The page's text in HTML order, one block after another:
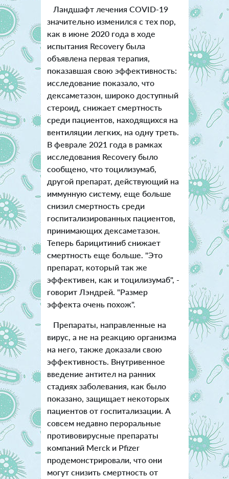
Ландшафт лечения COVID-19
значительно изменился с тех пор,
как в июне 2020 года в ходе
испытания Recovery была
объявлена первая терапия,
показавшая свою эффективность:
исследование показало, что
дексаметазон, широко доступный
стероид, снижает смертность
среди пациентов, находящихся на
вентиляции легких, на одну треть.
В феврале 2021 года в рамках
исследования Recovery было
сообщено, что тоцилизумаб,
другой препарат, действующий на
иммунную систему, еще больше
снизил смертность среди
госпитализированных пациентов,
принимающих дексаметазон.
Теперь барицитиниб снижает
смертность еще больше. "Это
препарат, который так же
эффективен, как и тоцилизумаб", -
говорит Лэндрей. "Размер
эффекта очень похож".
Препараты, направленные на
вирус, а не на реакцию организма
на него, также доказали свою
эффективность. Внутривенное
введение антител на ранних
стадиях заболевания, как было
показано, защищает некоторых
пациентов от госпитализации. А
совсем недавно пероральные
противовирусные препараты
компаний Merck и Pfizer
продемонстрировали, что они
могут снизить смертность от